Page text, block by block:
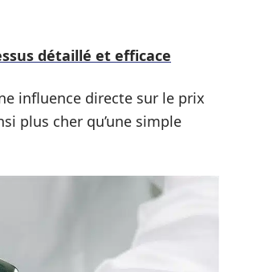
détaillé et efficace
influence directe sur le prix
plus cher qu’une simple